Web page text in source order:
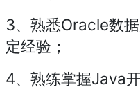
3、熟悉Oracle数
定经验；
4、熟练掌握Java开